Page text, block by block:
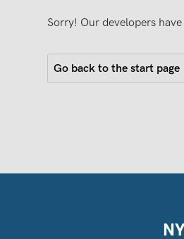
Sorry! Our developers
Go back to the start page